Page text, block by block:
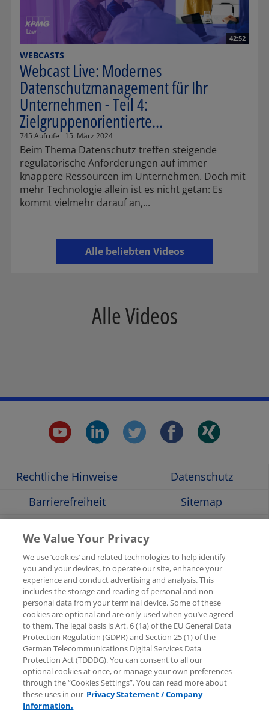
42:52
WEBCASTS
Webcast Live: Modernes
Datenschutzmanagement für Ihr
Unternehmen - Teil 4:
Zielgruppenorientierte...
745 Aufrufe 15. März 2024
Beim Thema Datenschutz treffen steigende
regulatorische Anforderungen auf immer
knappere Ressourcen im Unternehmen. Doch mit
mehr Technologie allein ist es nicht getan: Es
kommt vielmehr darauf an,...
Alle beliebten Videos
Alle Videos
Rechtliche Hinweise
Datenschutz
Barrierefreiheit
Sitemap
Unternehmensangaben
Kontakt
KPMG-Standorte im
Überblick
Social Media
Medien
KPMG VideoIn
neuer
Registerkarte
oder
neuem
Fenster
öffnen
Pressemitteilungen
Pressekontakt
Newsletter im Überblick
youtube.
Opens
in
a
new
window
linkedin.
a
new
window
twitter.
Opens
a
new
window
Opens
in
a
new
window
in
a
new
© 2025 KPMG AG Wirtschaftsprüfungsgesellschaft,
eine Aktiengesellschaft nach deutschem Recht und ein
Mitglied der globalen KPMG-Organisation
unabhängiger Mitgliedsfirmen, die KPMG International
We Value Your Privacy
We use ‘cookies’ and related technologies to help identify
you and your devices, to operate our site, enhance your
experience and conduct advertising and analysis. This
includes the storage and reading of personal and non-
personal data from your terminal device. Some of these
cookies are optional and are only used when you’ve agreed
to them. The legal basis is Art. 6 (1a) of the EU General Data
Protection Regulation (GDPR) and Section 25 (1) of the
German Telecommunications Digital Services Data
Protection Act (TDDDG). You can consent to all our
optional cookies at once, or manage your own preferences
through the “Cookies Settings”. You can read more about
these uses in our Privacy Statement / Company
Information.